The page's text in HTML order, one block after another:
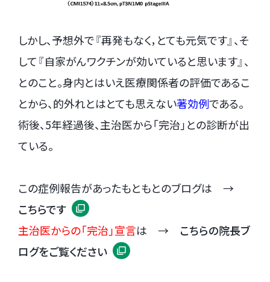
しかし、予想外で『再発もなく，とても元気です』、そ
して『自家がんワクチンが効いていると思います』、
とのこと。身内とはいえ医療関係者の評価であるこ
とから、的外れとはとても思えない著効例である。
術後、5年経過後、主治医から「完治」との診断が出
ている。
この症例報告があったもともとのブログは →
こちらです
主治医からの「完治」宣言は → こちらの院長ブ
ログをご覧ください